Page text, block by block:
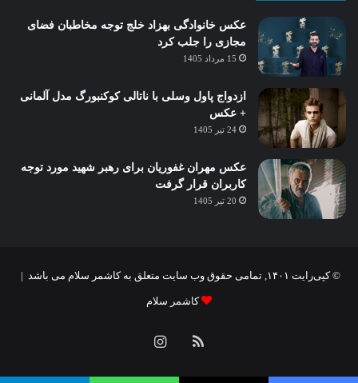
عکس خانوادگی بهزاد خلج توجه مخاطبان فضای
مجازی را جلب کرد
15 مرداد 1405
ازدواج پاول وسلی با ناتالی کوکنبورگ مدل آلمانی
+ عکس
24 تیر 1405
عکس مهران غفوریان برای رهبر شهید مورد توجه
کاربران قرار گرفت
20 تیر 1405
© کپی‌رایت ۱۴۰۱, تمامی حقوق وب سایت متعلق به کاشمر سلام می باشد |
کاشمر سلام
خوراکاینستاگرام